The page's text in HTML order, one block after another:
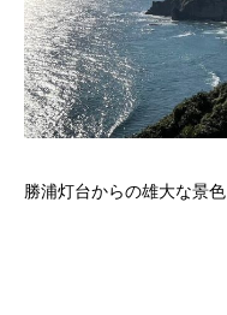
勝浦灯台からの雄大な景色